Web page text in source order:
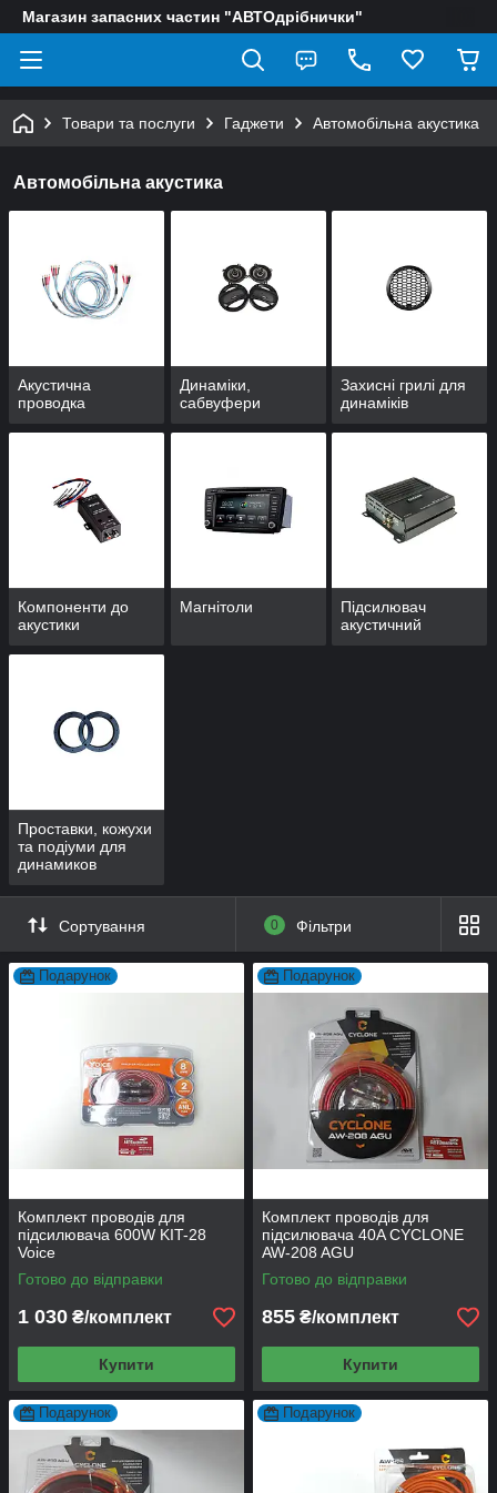
Магазин запасних частин "АВТОдрібнички"
Товари та послуги Гаджети Автомобільна акустика
Автомобільна акустика
Акустична
проводка
Динаміки,
сабвуфери
Захисні грилі для
динаміків
Компоненти до
акустики
Магнітоли
Підсилювач
акустичний
Проставки, кожухи
та подіуми для
динамиков
Сортування 0 Фільтри
Подарунок
Комплект проводів для
підсилювача 600W KIT-28
Voice
Готово до відправки
1 030 ₴/комплект
Купити
Подарунок
Комплект проводів для
підсилювача 40A CYCLONE
AW-208 AGU
Готово до відправки
855 ₴/комплект
Купити
Подарунок Подарунок